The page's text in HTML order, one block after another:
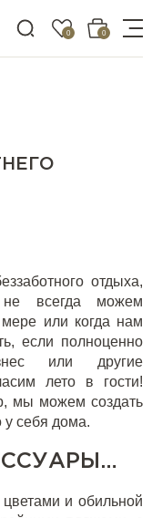
0 0
отдыха,
всегда можем
или когда нам
если полноценно
или другие
лето в гости!
мы можем создать
себя дома.
и обильной